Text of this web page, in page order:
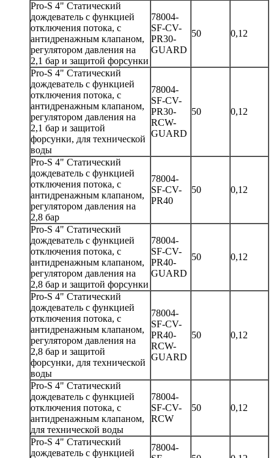
Pro-S 4" Статический
дождеватель с функцией
отключения потока, с
антидренажным клапаном,
регулятором давления на
2,1 бар и защитой форсунки
78004-
SF-CV-
PR30-
GUARD
50 0,12
Pro-S 4" Статический
дождеватель с функцией
отключения потока, с
антидренажным клапаном,
регулятором давления на
2,1 бар и защитой
форсунки, для технической
воды
78004-
SF-CV-
PR30-
RCW-
GUARD
50 0,12
Pro-S 4" Статический
дождеватель с функцией
отключения потока, с
антидренажным клапаном,
регулятором давления на
2,8 бар
78004-
SF-CV-
PR40
50 0,12
Pro-S 4" Статический
дождеватель с функцией
отключения потока, с
антидренажным клапаном,
регулятором давления на
2,8 бар и защитой форсунки
78004-
SF-CV-
PR40-
GUARD
50 0,12
Pro-S 4" Статический
дождеватель с функцией
отключения потока, с
антидренажным клапаном,
регулятором давления на
2,8 бар и защитой
форсунки, для технической
воды
78004-
SF-CV-
PR40-
RCW-
GUARD
50 0,12
Pro-S 4" Статический
дождеватель с функцией
отключения потока, с
антидренажным клапаном,
для технической воды
78004-
SF-CV-
RCW
50 0,12
Pro-S 4" Статический
дождеватель с функцией
78004-